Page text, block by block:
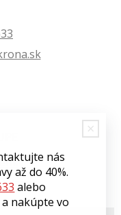
nás
až do 40%.
alebo
a nakúpte vo